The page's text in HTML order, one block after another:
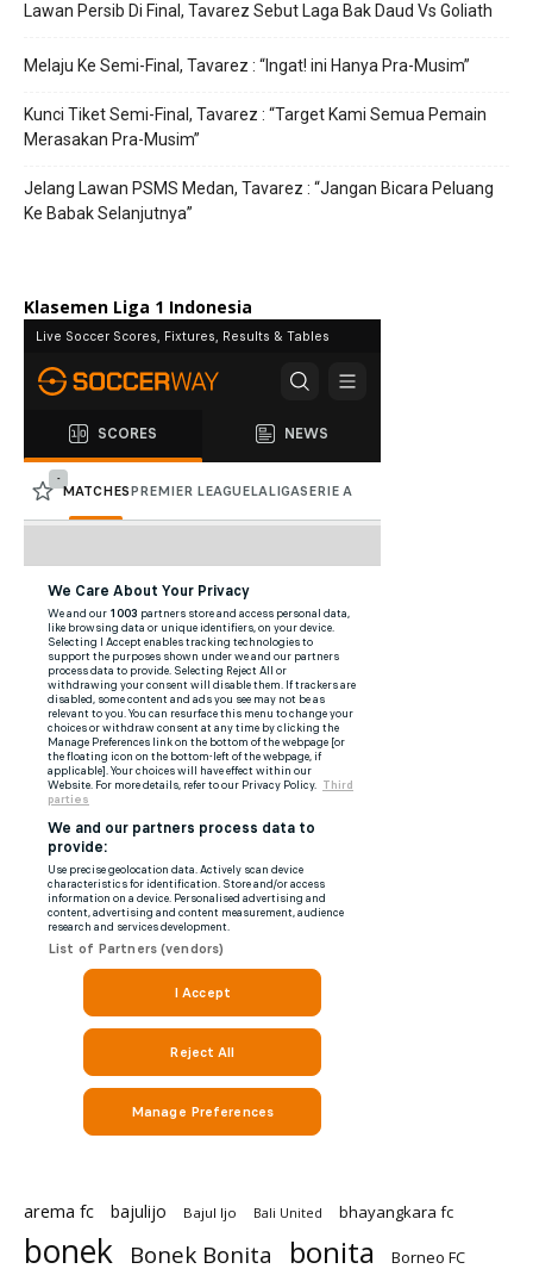
Lawan Persib Di Final, Tavarez Sebut Laga Bak Daud Vs Goliath
Melaju Ke Semi-Final, Tavarez : “Ingat! ini Hanya Pra-Musim”
Kunci Tiket Semi-Final, Tavarez : “Target Kami Semua Pemain
Merasakan Pra-Musim”
Jelang Lawan PSMS Medan, Tavarez : “Jangan Bicara Peluang
Ke Babak Selanjutnya”
Klasemen Liga 1 Indonesia
arema fc bajulijo Bajul Ijo Bali United bhayangkara fc
bonek Bonek Bonita bonita
Borneo FC